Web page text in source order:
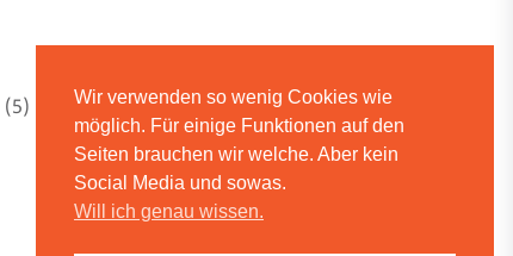
(5)
Wir verwenden so wenig Cookies wie
möglich. Für einige Funktionen auf den
Seiten brauchen wir welche. Aber kein
Social Media und sowas.
Will ich genau wissen.